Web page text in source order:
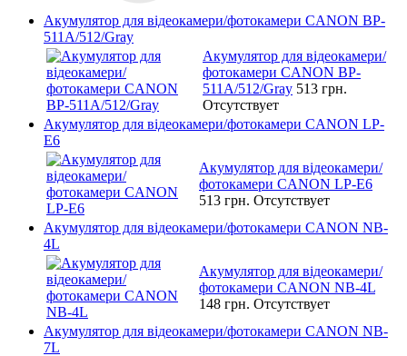
Акумулятор для відеокамери/фотокамери CANON BP-
511A/512/Gray
Акумулятор для відеокамери/
фотокамери CANON BP-
511A/512/Gray 513 грн.
Отсутствует
Акумулятор для відеокамери/фотокамери CANON LP-
E6
Акумулятор для відеокамери/
фотокамери CANON LP-E6
513 грн. Отсутствует
Акумулятор для відеокамери/фотокамери CANON NB-
4L
Акумулятор для відеокамери/
фотокамери CANON NB-4L
148 грн. Отсутствует
Акумулятор для відеокамери/фотокамери CANON NB-
7L